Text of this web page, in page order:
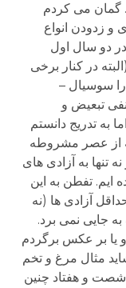
گمان می کردم
و زدودن انواع
دو سال اول
در کنار برخی
سوسیال –
تبعیض و
به تدریج دانستم
از عصر مشروطه
تنها به آزادی های
ایم. تفطن به این
آزادی ها (نه
به جایی نمی برد.
یا بر عکس برگردم
مثال مرغ و تخم
شصت و هفتاد چنین